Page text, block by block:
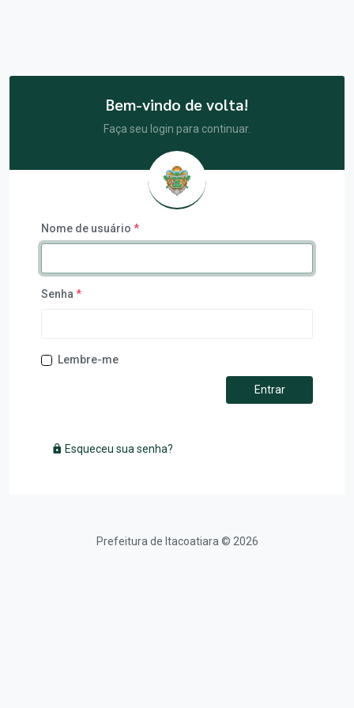
Bem-vindo de volta!
Faça seu login para continuar.
Nome de usuário *
Senha *
Lembre-me
Entrar
Esqueceu sua senha?
Prefeitura de Itacoatiara © 2026